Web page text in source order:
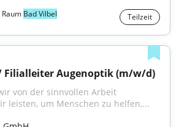
Bad Vilbel Teilzeit
Filialleiter Augenoptik (m/w/d)
von der sinnvollen Arbeit
leisten, um Menschen zu helfen,...